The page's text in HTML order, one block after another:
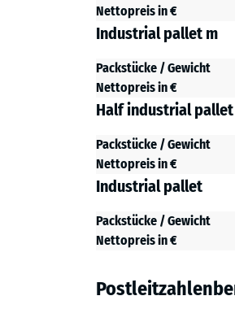
Nettopreis in €
Industrial pallet m
Packstücke / Gewicht
Nettopreis in €
Half industrial pallet
Packstücke / Gewicht
Nettopreis in €
Industrial pallet
Packstücke / Gewicht
Nettopreis in €